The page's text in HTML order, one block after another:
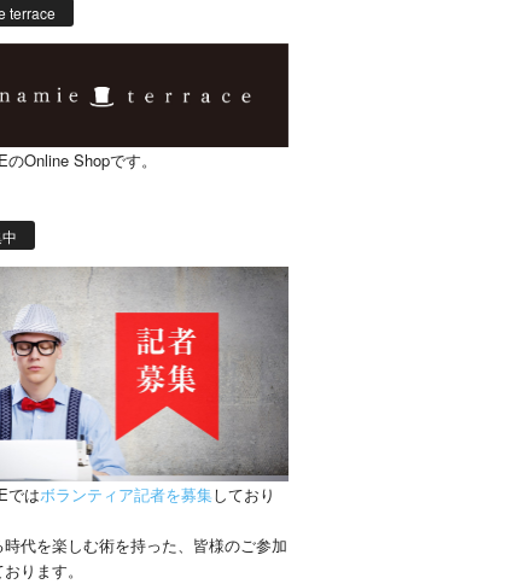
terrace
Online Shopです。
ではボランティア記者を募集しており
時代を楽しむ術を持った、皆様のご参加
ります。